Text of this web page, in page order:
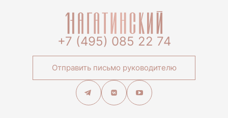
+7 (495) 085 22 74
Отправить письмо руководителю